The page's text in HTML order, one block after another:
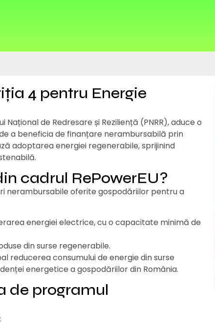
4 pentru Energie
Național de Redresare și Reziliență (PNRR), aduce o
a beneficia de finanțare nerambursabilă prin
adoptarea energiei regenerabile, sprijinind
cadrul RePowerEU?
nerambursabile oferite gospodăriilor pentru a
energiei electrice, cu o capacitate minimă de
din surse regenerabile.
reducerea consumului de energie din surse
energetice a gospodăriilor din România.
de programul